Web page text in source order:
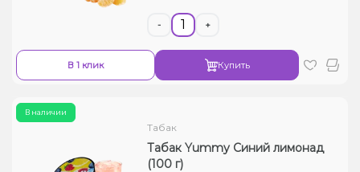
- +
В 1 клик Купить
В наличии
Табак
Табак Yummy Синий лимонад
(100 г)